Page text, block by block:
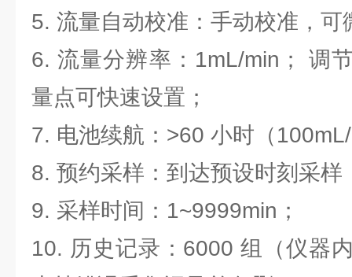
5. 流量自动校准：手动校准，可
6. 流量分辨率：1mL/min； 调
量点可快速设置；
7. 电池续航：>60 小时（
8. 预约采样：到达预设时刻采样
9. 采样时间：1~9999min；
10. 历史记录：6000 组（仪器